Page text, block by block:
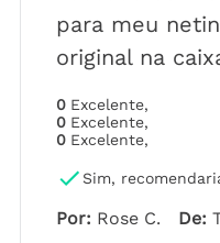
para meu
original na
0 Excelente,
0 Excelente,
0 Excelente,
Sim,
Por: Rose C. De: